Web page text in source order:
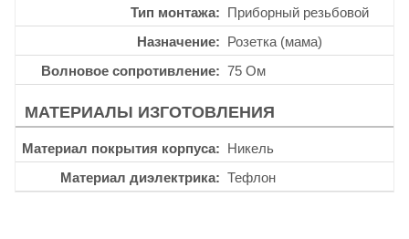
Тип монтажа
Приборный резьбовой
Назначение
Розетка (мама)
Волновое сопротивление
75 Ом
МАТЕРИАЛЫ ИЗГОТОВЛЕНИЯ
Материал покрытия корпуса
Никель
Материал диэлектрика
Тефлон